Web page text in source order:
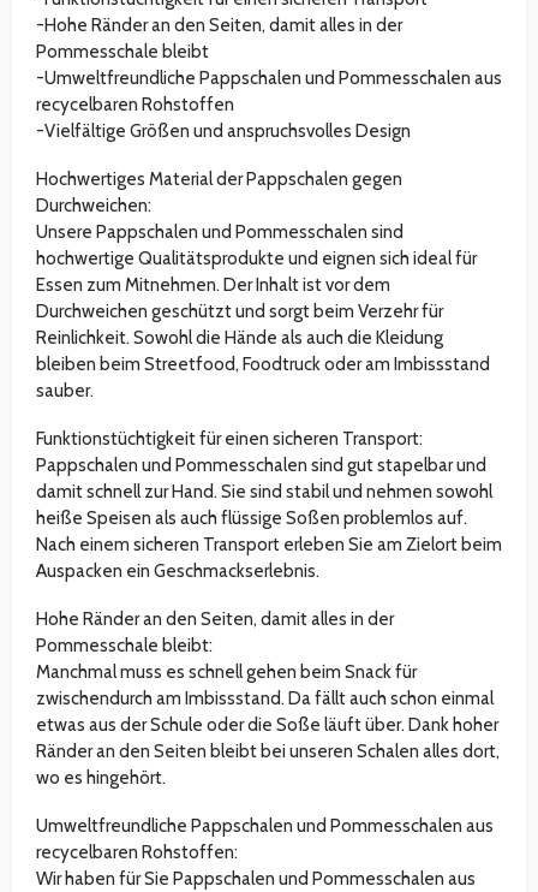
-Hohe Ränder an den Seiten, damit alles in der
Pommesschale bleibt
-Umweltfreundliche Pappschalen und Pommesschalen aus
recycelbaren Rohstoffen
-Vielfältige Größen und anspruchsvolles Design
Hochwertiges Material der Pappschalen gegen
Durchweichen:
Unsere Pappschalen und Pommesschalen sind
hochwertige Qualitätsprodukte und eignen sich ideal für
Essen zum Mitnehmen. Der Inhalt ist vor dem
Durchweichen geschützt und sorgt beim Verzehr für
Reinlichkeit. Sowohl die Hände als auch die Kleidung
bleiben beim Streetfood, Foodtruck oder am Imbissstand
sauber.
Funktionstüchtigkeit für einen sicheren Transport:
Pappschalen und Pommesschalen sind gut stapelbar und
damit schnell zur Hand. Sie sind stabil und nehmen sowohl
heiße Speisen als auch flüssige Soßen problemlos auf.
Nach einem sicheren Transport erleben Sie am Zielort beim
Auspacken ein Geschmackserlebnis.
Hohe Ränder an den Seiten, damit alles in der
Pommesschale bleibt:
Manchmal muss es schnell gehen beim Snack für
zwischendurch am Imbissstand. Da fällt auch schon einmal
etwas aus der Schule oder die Soße läuft über. Dank hoher
Ränder an den Seiten bleibt bei unseren Schalen alles dort,
wo es hingehört.
Umweltfreundliche Pappschalen und Pommesschalen aus
recycelbaren Rohstoffen:
Wir haben für Sie Pappschalen und Pommesschalen aus